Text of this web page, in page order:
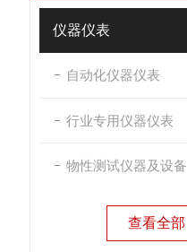
仪器仪表
自动化仪器仪表
行业专用仪器仪表
物性测试仪器及设备
查看全部